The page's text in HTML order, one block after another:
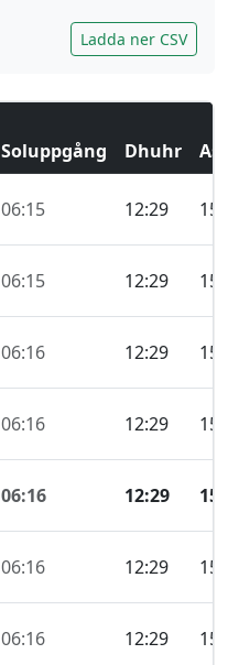
Ladda ner CSV
Soluppgång Dhuhr
Asr
06:15 12:29
06:15 12:29
06:16 12:29
06:16 12:29
06:16 12:29
06:16 12:29
06:16 12:29